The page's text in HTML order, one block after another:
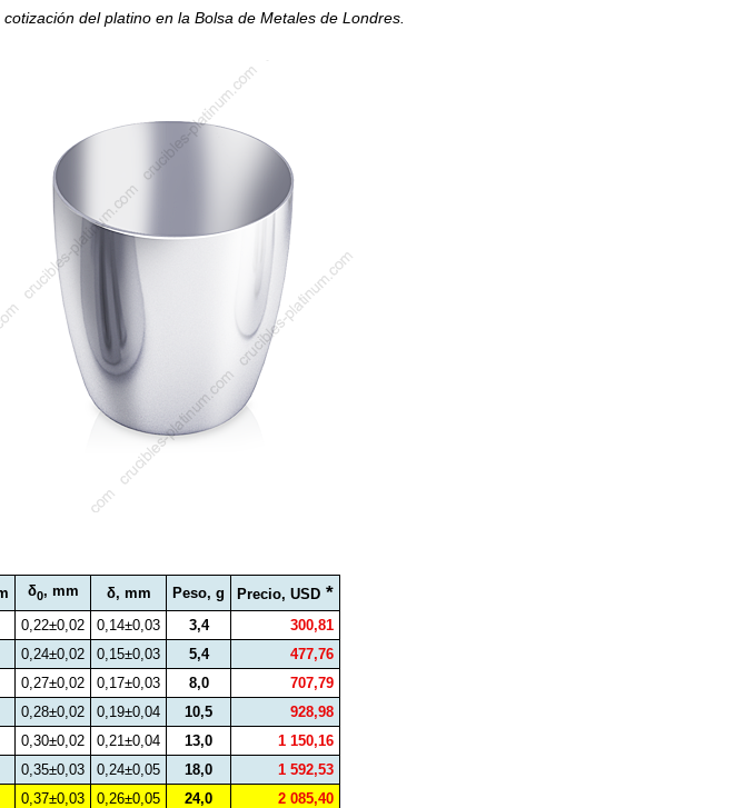
del platino en la Bolsa de Metales de Londres.
δ0, mm δ, mm Peso, g Precio, USD *
0,22±0,02 0,14±0,03 3,4
300,81
0,24±0,02 0,15±0,03 5,4
477,76
0,27±0,02 0,17±0,03 8,0
707,79
0,28±0,02 0,19±0,04 10,5
928,98
0,30±0,02 0,21±0,04 13,0
1 150,16
0,35±0,03 0,24±0,05 18,0
1 592,53
0,37±0,03 0,26±0,05 24,0
2 085,40